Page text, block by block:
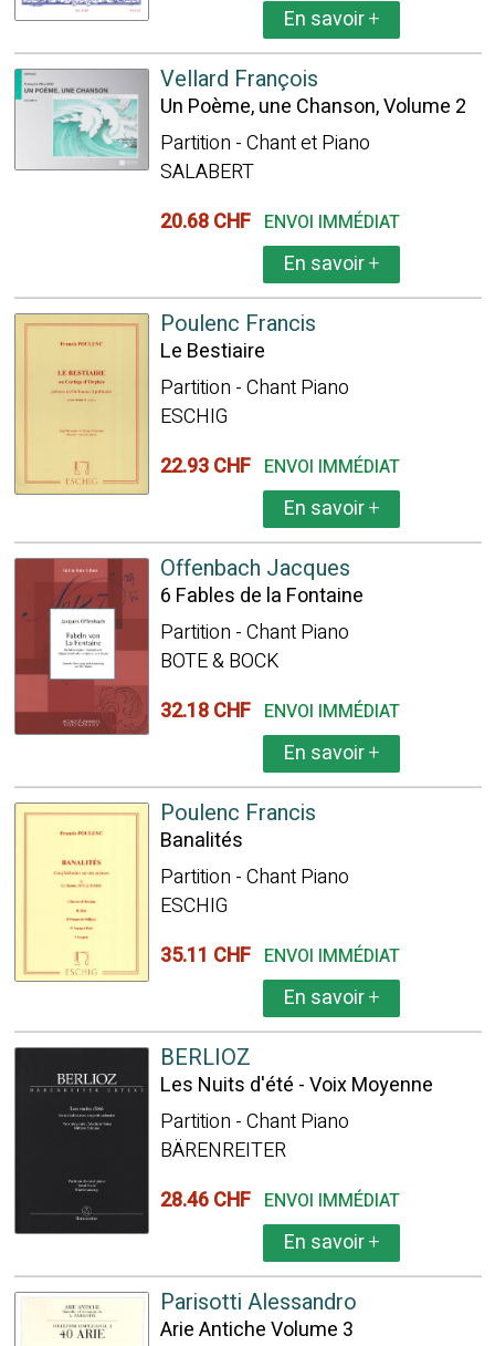
En savoir+
Vellard François
Un Poème, une Chanson, Volume 2
Partition - Chant et Piano
SALABERT
20.68 CHF ENVOI IMMÉDIAT
En savoir+
Poulenc Francis
Le Bestiaire
Partition - Chant Piano
ESCHIG
22.93 CHF ENVOI IMMÉDIAT
En savoir+
Offenbach Jacques
6 Fables de la Fontaine
Partition - Chant Piano
BOTE & BOCK
32.18 CHF ENVOI IMMÉDIAT
En savoir+
Poulenc Francis
Banalités
Partition - Chant Piano
ESCHIG
35.11 CHF ENVOI IMMÉDIAT
En savoir+
BERLIOZ
Les Nuits d'été - Voix Moyenne
Partition - Chant Piano
BÄRENREITER
28.46 CHF ENVOI IMMÉDIAT
En savoir+
Parisotti Alessandro
Arie Antiche Volume 3